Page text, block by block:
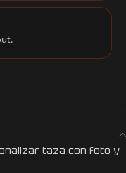
taza con foto y